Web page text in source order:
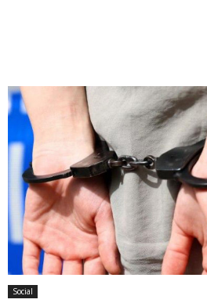
Social